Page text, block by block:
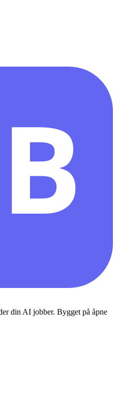
din AI jobber. Bygget på åpne